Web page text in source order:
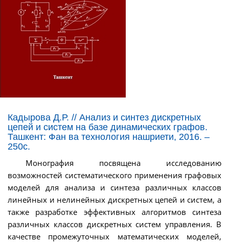
Кадырова Д.Р. // Анализ и синтез дискретных
цепей и систем на базе динамических графов.
Ташкент: Фан ва технология нашриети, 2016. –
250с.
Монография посвящена исследованию
возможностей систематического применения графовых
моделей для анализа и синтеза различных классов
линейных и нелинейных дискретных цепей и систем, а
также разработке эффективных алгоритмов синтеза
различных классов дискретных систем управления. В
качестве промежуточных математических моделей,